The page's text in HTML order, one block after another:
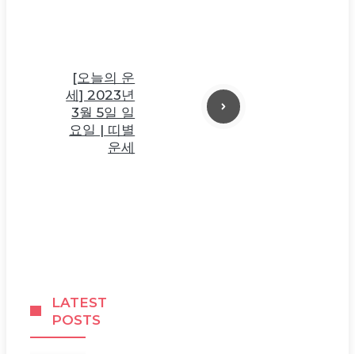
[오늘의 운
세] 2023년
3월 5일 일
요일 | 띠별
운세
LATEST
POSTS